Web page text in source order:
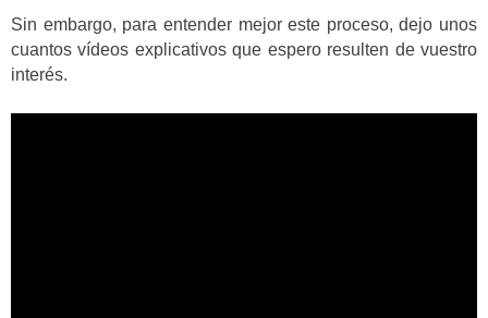
Sin embargo, para entender mejor este proceso, dejo unos
cuantos vídeos explicativos que espero resulten de vuestro
interés.